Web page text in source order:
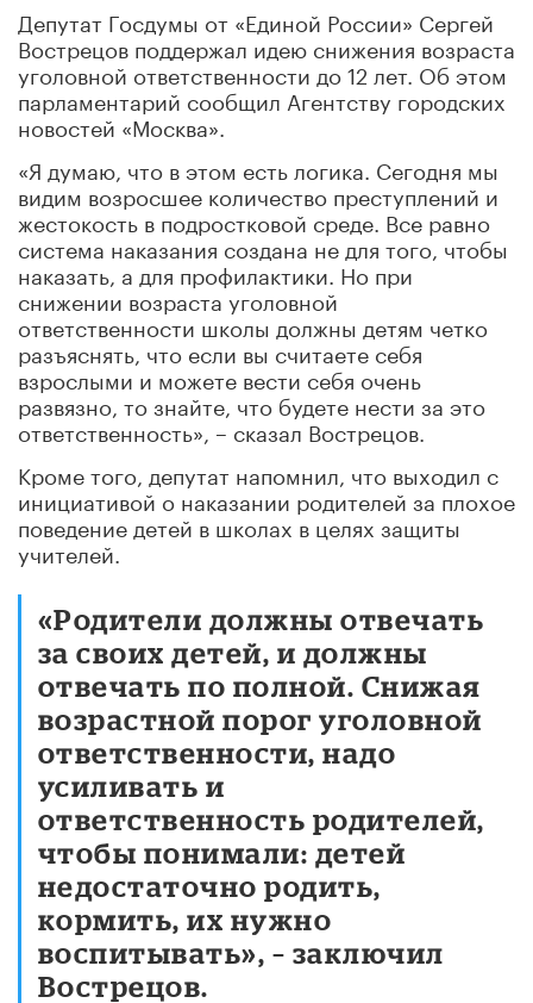
Депутат Госдумы от «Единой России» Сергей
Вострецов поддержал идею снижения возраста
уголовной ответственности до 12 лет. Об этом
парламентарий сообщил Агентству городских
новостей «Москва».
«Я думаю, что в этом есть логика. Сегодня мы
видим возросшее количество преступлений и
жестокость в подростковой среде. Все равно
система наказания создана не для того, чтобы
наказать, а для профилактики. Но при
снижении возраста уголовной
ответственности школы должны детям четко
разъяснять, что если вы считаете себя
взрослыми и можете вести себя очень
развязно, то знайте, что будете нести за это
ответственность», – сказал Вострецов.
Кроме того, депутат напомнил, что выходил с
инициативой о наказании родителей за плохое
поведение детей в школах в целях защиты
учителей.
«Родители должны отвечать
за своих детей, и должны
отвечать по полной. Снижая
возрастной порог уголовной
ответственности, надо
усиливать и
ответственность родителей,
чтобы понимали: детей
недостаточно родить,
кормить, их нужно
воспитывать», – заключил
Вострецов.